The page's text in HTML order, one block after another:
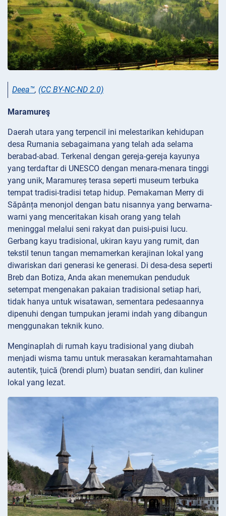
Deea™, (CC BY-NC-ND 2.0)
Maramureş
Daerah utara yang terpencil ini melestarikan kehidupan
desa Rumania sebagaimana yang telah ada selama
berabad-abad. Terkenal dengan gereja-gereja kayunya
yang terdaftar di UNESCO dengan menara-menara tinggi
yang unik, Maramureș terasa seperti museum terbuka
tempat tradisi-tradisi tetap hidup. Pemakaman Merry di
Săpânța menonjol dengan batu nisannya yang berwarna-
warni yang menceritakan kisah orang yang telah
meninggal melalui seni rakyat dan puisi-puisi lucu.
Gerbang kayu tradisional, ukiran kayu yang rumit, dan
tekstil tenun tangan memamerkan kerajinan lokal yang
diwariskan dari generasi ke generasi. Di desa-desa seperti
Breb dan Botiza, Anda akan menemukan penduduk
setempat mengenakan pakaian tradisional setiap hari,
tidak hanya untuk wisatawan, sementara pedesaannya
dipenuhi dengan tumpukan jerami indah yang dibangun
menggunakan teknik kuno.
Menginaplah di rumah kayu tradisional yang diubah
menjadi wisma tamu untuk merasakan keramahtamahan
autentik, țuică (brendi plum) buatan sendiri, dan kuliner
lokal yang lezat.